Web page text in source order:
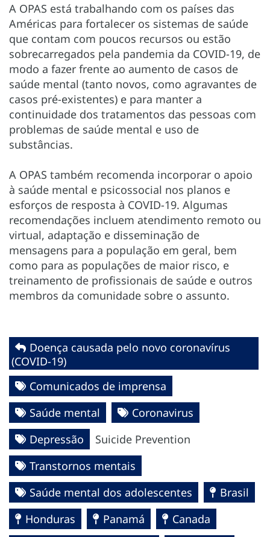
A OPAS está trabalhando com os países das
Américas para fortalecer os sistemas de saúde
que contam com poucos recursos ou estão
sobrecarregados pela pandemia da COVID-19, de
modo a fazer frente ao aumento de casos de
saúde mental (tanto novos, como agravantes de
casos pré-existentes) e para manter a
continuidade dos tratamentos das pessoas com
problemas de saúde mental e uso de
substâncias.
A OPAS também recomenda incorporar o apoio
à saúde mental e psicossocial nos planos e
esforços de resposta à COVID-19. Algumas
recomendações incluem atendimento remoto ou
virtual, adaptação e disseminação de
mensagens para a população em geral, bem
como para as populações de maior risco, e
treinamento de profissionais de saúde e outros
membros da comunidade sobre o assunto.
Doença causada pelo novo coronavírus
(COVID-19)
Comunicados de imprensa
Saúde mental
Coronavirus
Depressão
Suicide Prevention
Transtornos mentais
Saúde mental dos adolescentes
Brasil
Honduras
Panamá
Canada